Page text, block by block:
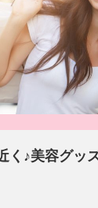
く♪美容グッ